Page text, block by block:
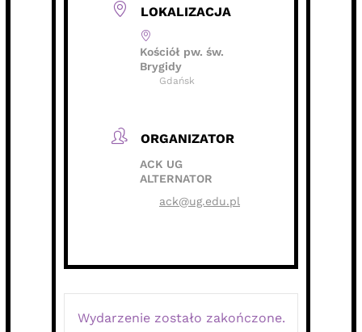
LOKALIZACJA
Kościół pw. św.
Brygidy
Gdańsk
ORGANIZATOR
ACK UG
ALTERNATOR
ack@ug.edu.pl
Wydarzenie zostało zakończone.